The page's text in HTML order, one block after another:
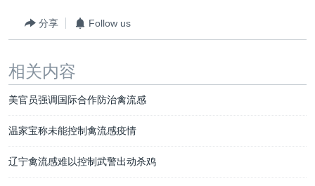
分享 Follow us
相关内容
美官员强调国际合作防治禽流感
温家宝称未能控制禽流感疫情
辽宁禽流感难以控制武警出动杀鸡